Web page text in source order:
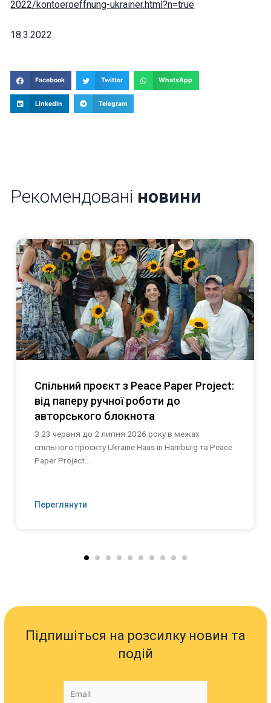
2022/kontoeroeffnung-ukrainer.html?n=true
18.3.2022
Facebook Twitter WhatsApp
LinkedIn Telegram
Рекомендовані новини
Спільний проєкт з Peace Paper Project:
від паперу ручної роботи до
авторського блокнота
З 23 червня до 2 липня 2026 року в межах
спільного проєкту Ukraine Haus in Hamburg та Peace
Paper Project...
Переглянути
Підпишіться на розсилку новин та
подій